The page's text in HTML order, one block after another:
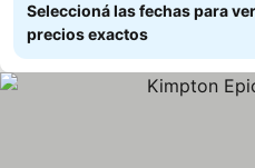
Seleccioná las fechas para
precios exactos